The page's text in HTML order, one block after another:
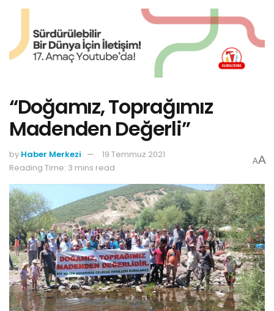
“Doğamız, Toprağımız
Madenden Değerli”
by Haber Merkezi
19 Temmuz 2021
Reading Time: 3 mins read
AA